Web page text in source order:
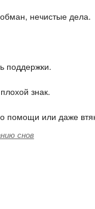
нечистые дела.
поддержки.
знак.
помощи или даже
снов